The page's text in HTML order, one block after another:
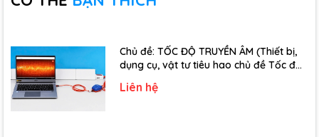
Chủ đề: TỐC ĐỘ TRUYỀN ÂM (Thiết bị,
dụng cụ, vật tư tiêu hao chủ đề Tốc độ
Liên hệ